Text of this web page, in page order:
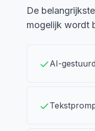
De
mogelijk wordt
AI-